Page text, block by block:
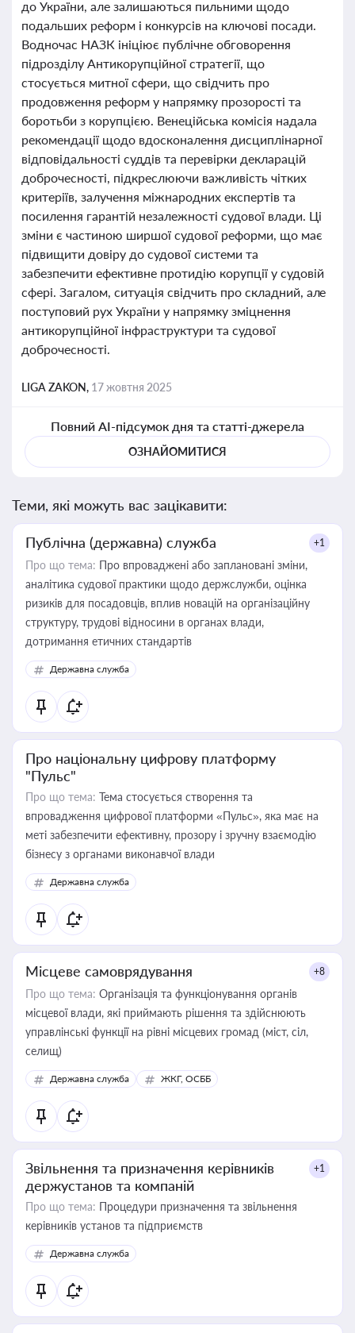
до України, але залишаються пильними щодо
подальших реформ і конкурсів на ключові посади.
Водночас НАЗК ініціює публічне обговорення
підрозділу Антикорупційної стратегії, що
стосується митної сфери, що свідчить про
продовження реформ у напрямку прозорості та
боротьби з корупцією. Венеційська комісія надала
рекомендації щодо вдосконалення дисциплінарної
відповідальності суддів та перевірки декларацій
доброчесності, підкреслюючи важливість чітких
критеріїв, залучення міжнародних експертів та
посилення гарантій незалежності судової влади. Ці
зміни є частиною ширшої судової реформи, що має
підвищити довіру до судової системи та
забезпечити ефективне протидію корупції у судовій
сфері. Загалом, ситуація свідчить про складний, але
поступовий рух України у напрямку зміцнення
антикорупційної інфраструктури та судової
доброчесності.
LIGA ZAKON, 17 жовтня 2025
Повний AI-підсумок дня та статті-джерела
ОЗНАЙОМИТИСЯ
Теми, які можуть вас зацікавити:
Публічна (державна) служба +1
Про що тема: Про впроваджені або заплановані зміни,
аналітика судової практики щодо держслужби, оцінка
ризиків для посадовців, вплив новацій на організаційну
структуру, трудові відносини в органах влади,
дотримання етичних стандартів
Державна служба
Про національну цифрову платформу
"Пульс"
Про що тема: Тема стосується створення та
впровадження цифрової платформи «Пульс», яка має на
меті забезпечити ефективну, прозору і зручну взаємодію
бізнесу з органами виконавчої влади
Державна служба
Місцеве самоврядування +8
Про що тема: Організація та функціонування органів
місцевої влади, які приймають рішення та здійснюють
управлінські функції на рівні місцевих громад (міст, сіл,
селищ)
Державна служба ЖКГ, ОСББ
Звільнення та призначення керівників
держустанов та компаній
+1
Про що тема: Процедури призначення та звільнення
керівників установ та підприємств
Державна служба